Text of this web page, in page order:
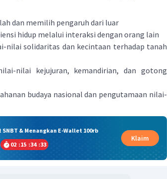
dan memilih pengaruh dari luar
hidup melalui interaksi dengan orang lain
nilai solidaritas dan kecintaan terhadap tanah
nilai kejujuran, kemandirian, dan gotong
budaya nasional dan pengutamaan nilai-
& Menangkan E-Wallet 100rb
02 :15 :34 :32
Klaim